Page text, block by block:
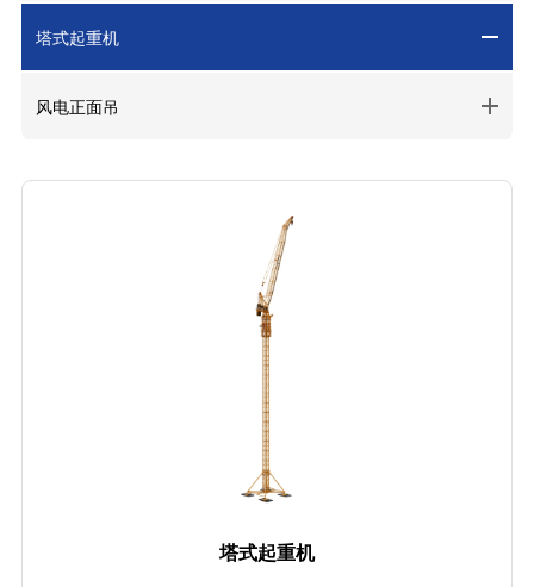
塔式起重机
风电正面吊
塔式起重机